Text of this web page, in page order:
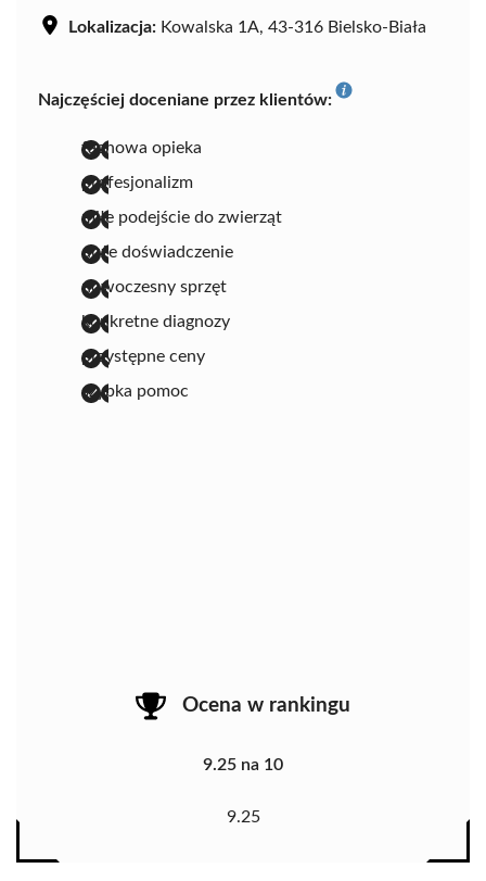
Lokalizacja: Kowalska 1A, 43-316 Bielsko-Biała
Najczęściej doceniane przez klientów:
fachowa opieka
profesjonalizm
miłe podejście do zwierząt
duże doświadczenie
nowoczesny sprzęt
konkretne diagnozy
przystępne ceny
szybka pomoc
Ocena w rankingu
9.25 na 10
9.25